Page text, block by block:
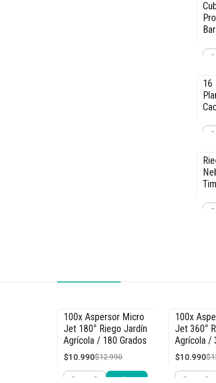
-
-
16
-
-15% OFF
100x Aspersor Micro
Jet 180° Riego Jardín
Agrícola / 180 Grados
$10.990$12.990
-15% OFF
100x
Jet 360°
Agrícola /
$10.990